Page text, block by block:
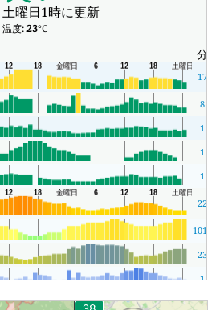
土曜日1時に更新
温度:23°C
分
17
8
1
1
1
22
1013
23
1